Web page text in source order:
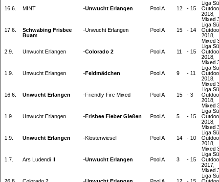
Liga
16.6.
MINT -Unwucht Erlangen Pool A 12 - 15
2018,
Mixed
Liga
17.6.
Schwabing Frisbee
Buam
-Unwucht Erlangen Pool A 15 - 14
2018,
Mixed
Liga
2.9.
Unwucht Erlangen -Colorado 2 Pool A 11 - 15
2018,
Mixed
Liga
1.9.
Unwucht Erlangen -Feldmädchen Pool A 9 - 11
2018,
Mixed
Liga
16.6.
Unwucht Erlangen -Friendly Fire Mixed Pool A 15 - 3
2018,
Mixed
Liga
1.9.
Unwucht Erlangen -Frisbee Fieber Gießen Pool A 5 - 15
2018,
Mixed
Liga
1.9.
Unwucht Erlangen -Klosterwiesel Pool A 14 - 10
2018,
Mixed
Liga
1.7.
Ars Ludendi II -Unwucht Erlangen Pool A 3 - 15
2017,
Mixed
Liga